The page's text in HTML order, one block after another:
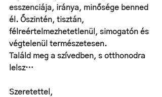
esszenciája, iránya, minősége benned
él. Őszintén, tisztán,
félreértelmezhetetlenül, simogatón és
végtelenül természetesen.
Találd meg a szívedben, s otthonodra
lelsz…
Szeretettel,